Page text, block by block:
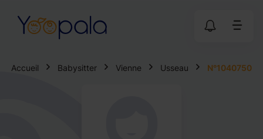
Accueil Babysitter Vienne Usseau N°1040750